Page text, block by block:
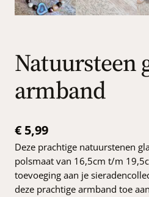
Natuursteen
armband
€ 5,99
Deze prachtige natuurstenen
polsmaat van 16,5cm t/m
toevoeging aan je
deze prachtige armband toe